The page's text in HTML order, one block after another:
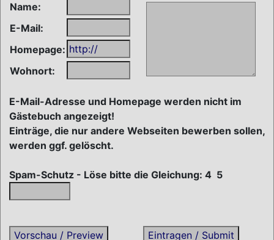
Name:
E-Mail:
Homepage:
Wohnort:
E-Mail-Adresse und Homepage werden nicht im
Gästebuch angezeigt!
Einträge, die nur andere Webseiten bewerben sollen,
werden ggf. gelöscht.
Spam-Schutz - Löse bitte die Gleichung: 4 5